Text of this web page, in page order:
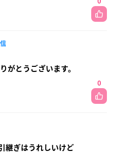
0
がとうございます。
0
継ぎはうれしいけど